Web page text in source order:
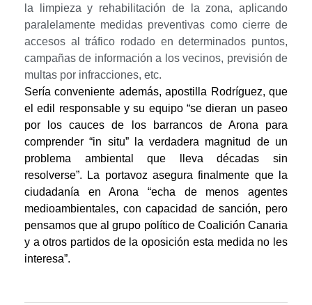
n
u
n
c
i
a
n
u
e
la limpieza y rehabilitación de la zona, aplicando
paralelamente medidas preventivas como cierre de
accesos al tráfico rodado en determinados puntos,
campañas de información a los vecinos, previsión de
multas por infracciones, etc.
Sería conveniente además, apostilla Rodríguez, que
el edil responsable y su equipo “se dieran un paseo
por los cauces de los barrancos de Arona para
comprender “in situ” la verdadera magnitud de un
problema ambiental que lleva décadas sin
resolverse”. La portavoz asegura finalmente que la
ciudadanía en Arona “echa de menos agentes
medioambientales, con capacidad de sanción, pero
pensamos que al grupo político de Coalición Canaria
y a otros partidos de la oposición esta medida no les
interesa”.